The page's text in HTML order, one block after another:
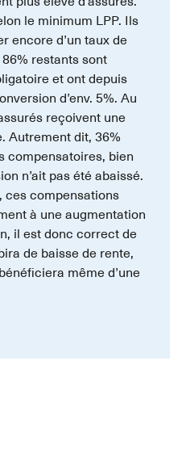
le minimum LPP. Ils
encore d’un taux de
restants sont
et ont depuis
d’env. 5%. Au
reçoivent une
Autrement dit, 36%
compensatoires, bien
n’ait pas été abaissé.
ces compensations
à une augmentation
il est donc correct de
de baisse de rente,
même d’une